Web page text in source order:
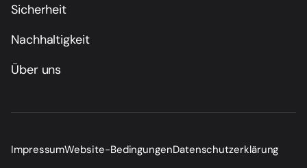
Sicherheit
Nachhaltigkeit
Über uns
ImpressumWebsite-BedingungenDatenschutzerklärung